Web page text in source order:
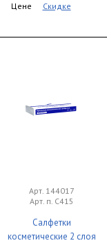
Цене Скидке
Арт. 144017
Арт. п. С415
Салфетки
косметические 2 слоя